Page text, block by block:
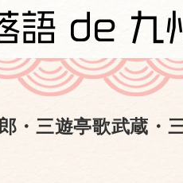
・三遊亭歌武蔵・